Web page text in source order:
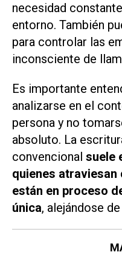
necesidad
entorno. También
para controlar las
inconsciente de
Es importante
analizarse en el
persona y no
absoluto. La
convencional suele
quienes
están en proceso
única, alejándose